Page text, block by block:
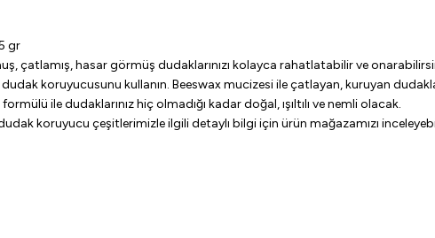
gr
çatlamış, hasar görmüş dudaklarınızı kolayca rahatlatabilir ve
koruyucusunu kullanın. Beeswax mucizesi ile çatlayan, kuruyan
ile dudaklarınız hiç olmadığı kadar doğal, ışıltılı ve nemli olacak.
koruyucu çeşitlerimizle ilgili detaylı bilgi için ürün mağazamızı